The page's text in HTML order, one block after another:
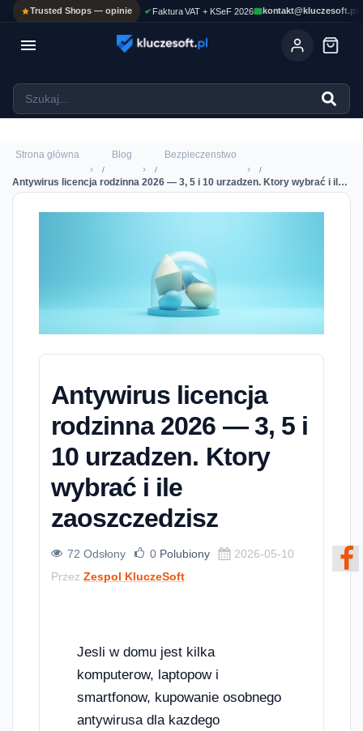
Trusted Shops — opinie Faktura VAT + KSeF 2026 kontakt@kluczesoft.pl

Strona główna
›
Blog
›
Bezpieczenstwo
›
Antywirus licencja rodzinna 2026 — 3, 5 i 10 urzadzen. Ktory wybrać i ile zaoszczedzisz
Antywirus licencja
rodzinna 2026 — 3, 5 i
10 urzadzen. Ktory
wybrać i ile
zaoszczedzisz
72 Odsłony 0 Polubiony
2026-05-10
Przez Zespol KluczeSoft
Jesli w domu jest kilka
komputerow, laptopow i
smartfonow, kupowanie osobnego
antywirusa dla kazdego
ASYSTENT AI